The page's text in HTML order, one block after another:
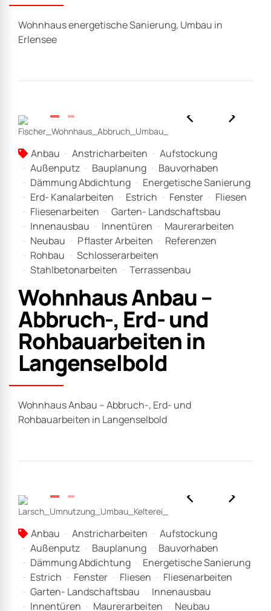
Wohnhaus energetische Sanierung, Umbau in
Erlensee
Anbau Anstricharbeiten
Aufstockung
Außenputz
Bauplanung
Bauvorhaben
Dämmung Abdichtung
Energetische Sanierung
Erd- Kanalarbeiten
Estrich Fenster
Fliesen
Fliesenarbeiten
Garten- Landschaftsbau
Innenausbau
Innentüren
Maurerarbeiten
Neubau
Pflaster Arbeiten
Referenzen
Rohbau
Schlosserarbeiten
Stahlbetonarbeiten
Terrassenbau
Wohnhaus Anbau –
Abbruch-, Erd- und
Rohbauarbeiten in
Langenselbold
Wohnhaus Anbau – Abbruch-, Erd- und
Rohbauarbeiten in Langenselbold
Anbau Anstricharbeiten
Aufstockung
Außenputz
Bauplanung
Bauvorhaben
Dämmung Abdichtung
Energetische Sanierung
Estrich
Fenster Fliesen
Fliesenarbeiten
Garten- Landschaftsbau
Innenausbau
Innentüren
Maurerarbeiten Neubau